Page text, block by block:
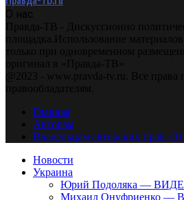
О нас
Правда-ТВ - Дискуссионно
площадка.Использование
только при одновременном
оригинал в «Правда-ТВ»
@2023 - www.pravda-tv.ru. Все права
правообладателям.
Главная
Авторам
Владельцам авторских прав.
Новости
Украина
Юрий Подоляка —
Михаил Онуфриенко —